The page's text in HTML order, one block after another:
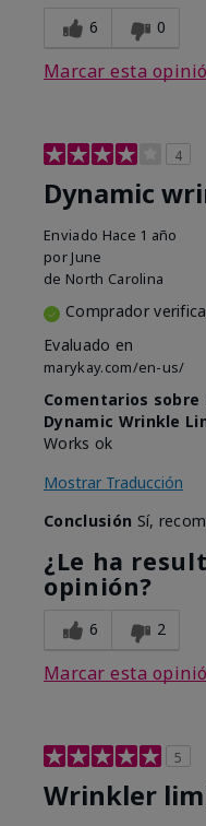
6 0
Marcar esta
4
Dynamic
Enviado Hace 1 año
por June
de North Carolina
Comprador
Evaluado en
marykay.com/en-us/
Comentarios sobre
Dynamic Wrinkle
Works ok
Mostrar Traducción
Conclusión Sí,
¿Le ha
opinión?
6 2
Marcar esta
5
Wrinkler